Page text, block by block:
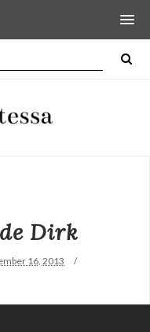
Dirk
16, 2013